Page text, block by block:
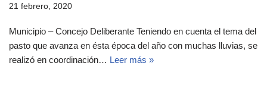
21 febrero, 2020
Municipio – Concejo Deliberante Teniendo en cuenta el tema del
pasto que avanza en ésta época del año con muchas lluvias, se
realizó en coordinación… Leer más »